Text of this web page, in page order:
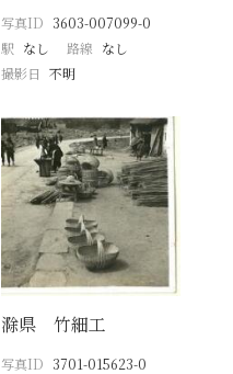
写真ID 3603-007099-0
駅 なし 路線 なし
撮影日 不明
滁県 竹細工
写真ID 3701-015623-0